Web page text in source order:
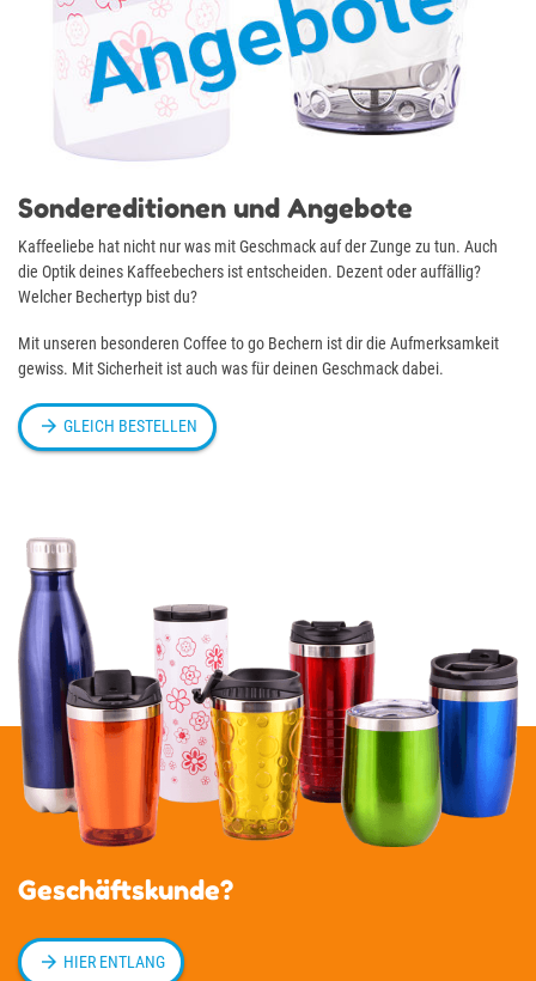
Sondereditionen und Angebote
Kaffeeliebe hat nicht nur was mit Geschmack auf der Zunge zu tun. Auch
die Optik deines Kaffeebechers ist entscheiden. Dezent oder auffällig?
Welcher Bechertyp bist du?
Mit unseren besonderen Coffee to go Bechern ist dir die Aufmerksamkeit
gewiss. Mit Sicherheit ist auch was für deinen Geschmack dabei.
 GLEICH BESTELLEN
Geschäftskunde?
 HIER ENTLANG